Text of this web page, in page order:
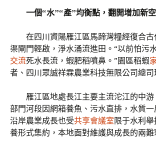
一個“水”“產”均衡點，翻開增加新
在四川資陽雁江區馬蹄灣糧經復合
渠閘門輕啟，淨水涌流進田。“以前怕污
交流死水長流，蝦肥稻噴鼻。”園區稻蝦
者、四川眾誠祥霖農業科技無限公司總司
雁江區地處長江主要主流沱江的中
部門河段因網箱養魚、污水直排，水質
沿岸農業成長也受共享會議室限于水利
養形式集約，本地面對維護與成長的兩難